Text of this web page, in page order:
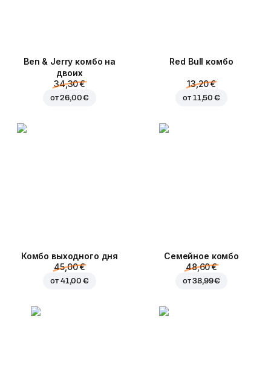
Ben & Jerry комбо на
двоих
34,30 €
от26,00 €
Red Bull комбо
13,20 €
от 11,50 €
Комбо выходного дня
45,00 €
от 41,00 €
Семейное комбо
48,60 €
от38,99 €